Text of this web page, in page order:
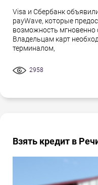
Visa и Сбербанк
payWave, которые
возможность мгновенно
Владельцам карт
терминалом,
2958
Взять кредит в